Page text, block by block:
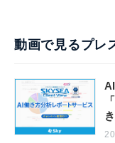
動画で見るプレ